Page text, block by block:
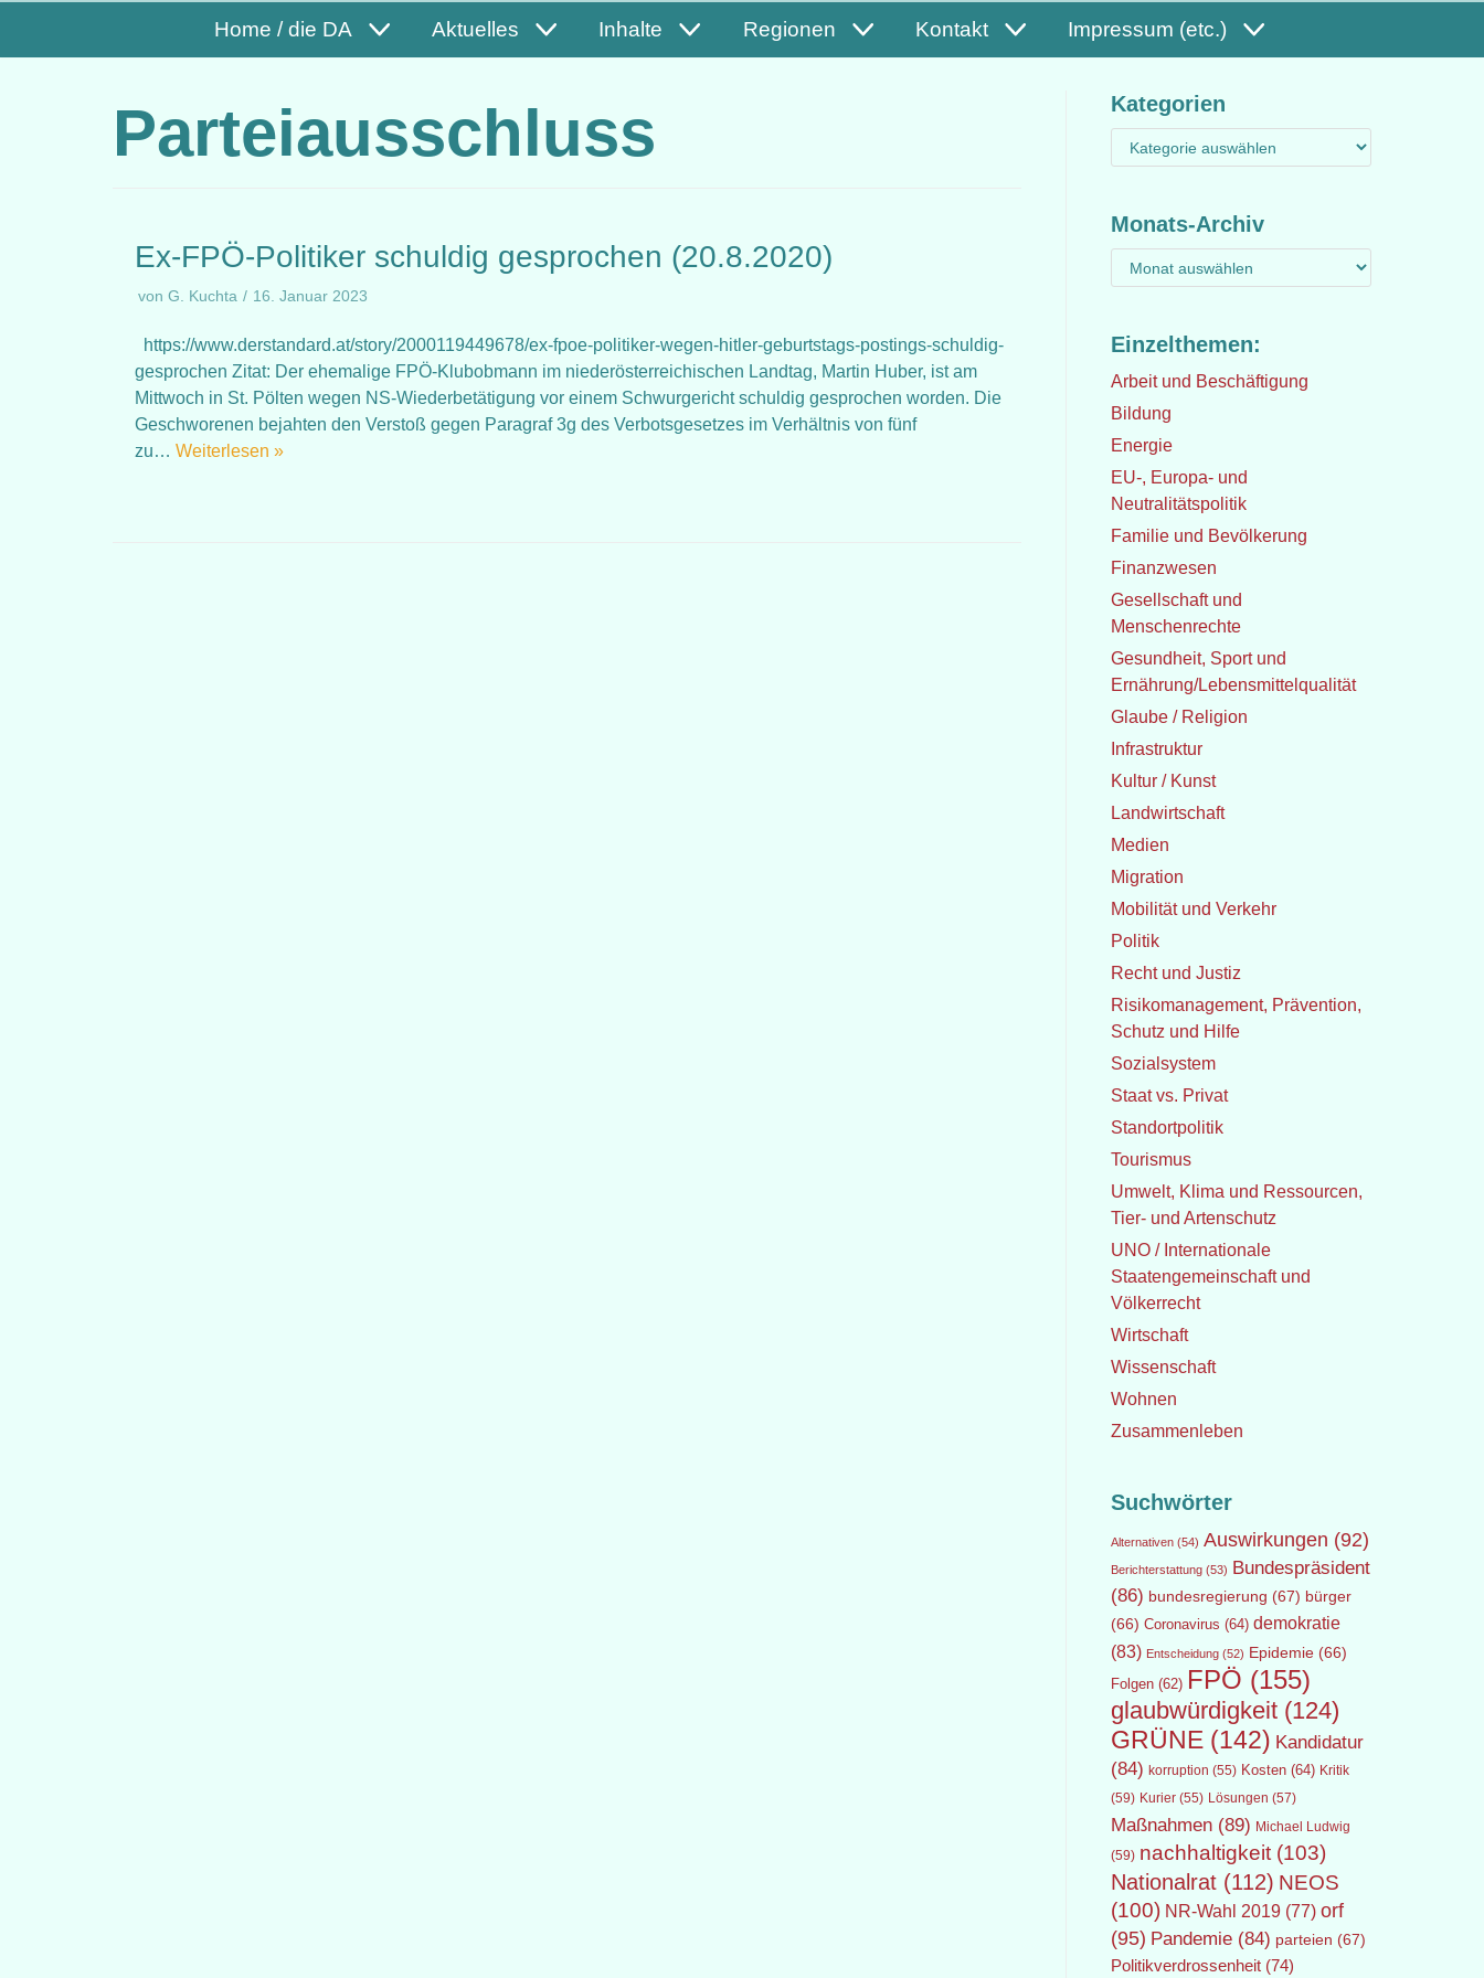
Home / die DA Aktuelles Inhalte Regionen Kontakt Impressum (etc.)
Parteiausschluss
Ex-FPÖ-Politiker schuldig gesprochen (20.8.2020)
von G. Kuchta 16. Januar 2023
https://www.derstandard.at/story/2000119449678/ex-fpoe-politiker-wegen-hitler-geburtstags-postings-schuldig-
gesprochen Zitat: Der ehemalige FPÖ-Klubobmann im niederösterreichischen Landtag, Martin Huber, ist am
Mittwoch in St. Pölten wegen NS-Wiederbetätigung vor einem Schwurgericht schuldig gesprochen worden. Die
Geschworenen bejahten den Verstoß gegen Paragraf 3g des Verbotsgesetzes im Verhältnis von fünf
zu… Weiterlesen »
Kategorien
Monats-Archiv
Einzelthemen:
Arbeit und Beschäftigung
Bildung
Energie
EU-, Europa- und
Neutralitätspolitik
Familie und Bevölkerung
Finanzwesen
Gesellschaft und
Menschenrechte
Gesundheit, Sport und
Ernährung/Lebensmittelqualität
Glaube / Religion
Infrastruktur
Kultur / Kunst
Landwirtschaft
Medien
Migration
Mobilität und Verkehr
Politik
Recht und Justiz
Risikomanagement, Prävention,
Schutz und Hilfe
Sozialsystem
Staat vs. Privat
Standortpolitik
Tourismus
Umwelt, Klima und Ressourcen,
Tier- und Artenschutz
UNO / Internationale
Staatengemeinschaft und
Völkerrecht
Wirtschaft
Wissenschaft
Wohnen
Zusammenleben
Suchwörter
Alternativen(54) Auswirkungen (92)
Berichterstattung(53) Bundespräsident
(86) bundesregierung (67) bürger
(66) Coronavirus (64) demokratie
(83) Entscheidung(52) Epidemie(66)
Folgen(62) FPÖ (155)
glaubwürdigkeit(124)
GRÜNE(142) Kandidatur
(84) korruption (55) Kosten(64) Kritik
(59) Kurier(55) Lösungen (57)
Maßnahmen(89) Michael Ludwig
(59) nachhaltigkeit(103)
Nationalrat(112) NEOS
(100) NR-Wahl 2019(77) orf
(95) Pandemie(84) parteien (67)
Politikverdrossenheit(74)